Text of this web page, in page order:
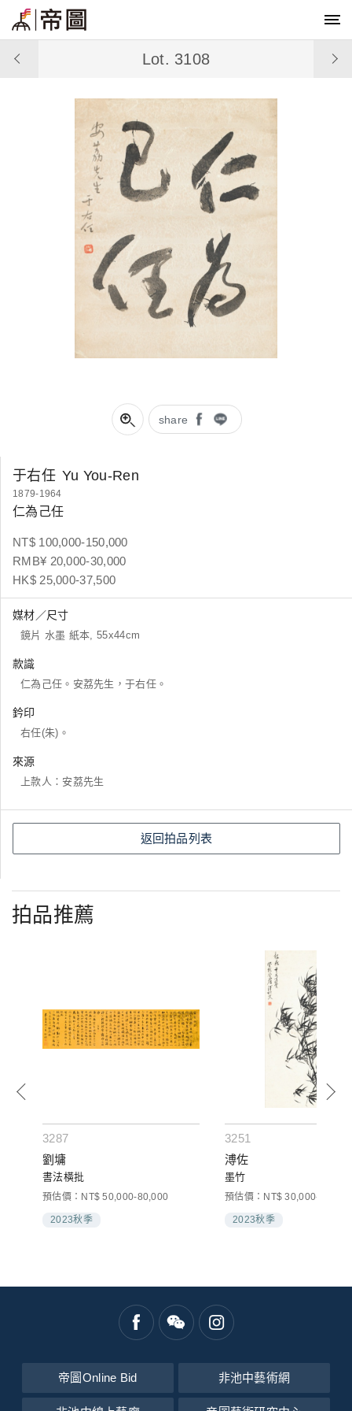
share
Lot. 3108
于右任 Yu You-Ren
1879-1964
仁為己任
NT$ 100,000-150,000
RMB¥ 20,000-30,000
HK$ 25,000-37,500
媒材／尺寸
鏡片 水墨 紙本, 55x44cm
款識
仁為己任。安荔先生，于右任。
鈐印
右任(朱)。
來源
上款人：安荔先生
返回拍品列表
拍品推薦
3287
劉墉
書法橫批
預估價：NT$ 50,000-80,000
2023秋季
3251
溥佐
墨竹
預估價：NT$ 30,000-50,000
2023秋季
帝圖Online Bid 非池中藝術網